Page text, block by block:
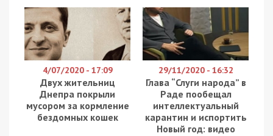
4/07/2020 - 17:09
Двух жительниц
Днепра покрыли
мусором за кормление
бездомных кошек
29/11/2020 - 16:32
Глава “Слуги народа” в
Раде пообещал
интеллектуальный
карантин и испортить
Новый год: видео